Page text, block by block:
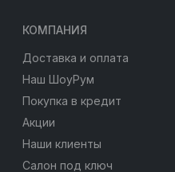
КОМПАНИЯ
Доставка и оплата
Наш ШоуРум
Покупка в кредит
Акции
Наши клиенты
Салон под ключ